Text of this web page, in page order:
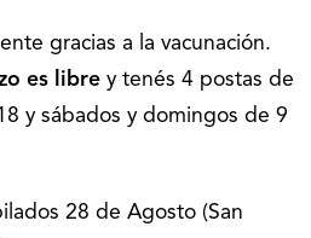
gracias a la vacunación.
es libre y tenés 4 postas de
y sábados y domingos de 9
28 de Agosto (San